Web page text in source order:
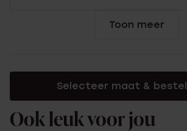
Toon meer
Selecteer maat & bestel
Ook leuk voor jou